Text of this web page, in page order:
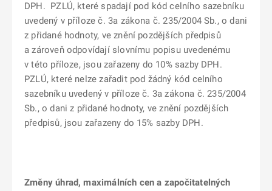
DPH. PZLÚ, které spadají pod kód celního sazebníku
uvedený v příloze č. 3a zákona č. 235/2004 Sb., o dani
z přidané hodnoty, ve znění pozdějších předpisů
a zároveň odpovídají slovnímu popisu uvedenému
v této příloze, jsou zařazeny do 10% sazby DPH.
PZLÚ, které nelze zařadit pod žádný kód celního
sazebníku uvedený v příloze č. 3a zákona č. 235/2004
Sb., o dani z přidané hodnoty, ve znění pozdějších
předpisů, jsou zařazeny do 15% sazby DPH.
Změny úhrad, maximálních cen a započitatelných